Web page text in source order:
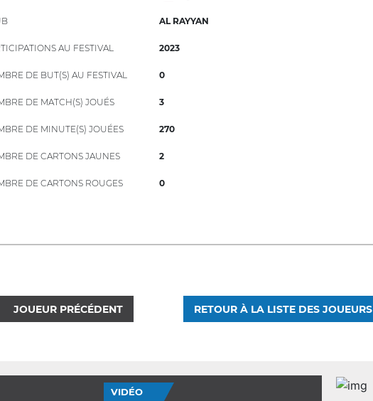
AL RAYYAN
AU FESTIVAL 2023
DE BUT(S) AU FESTIVAL 0
DE MATCH(S) JOUÉS 3
DE MINUTE(S) JOUÉES 270
DE CARTONS JAUNES 2
DE CARTONS ROUGES 0
JOUEUR PRÉCÉDENT RETOUR À LA LISTE DES JOUEURS
VIDÉO